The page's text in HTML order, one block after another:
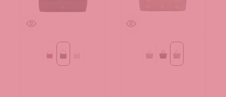
kraken mono
monochrome black bass monochrome
black monochrome
oyster